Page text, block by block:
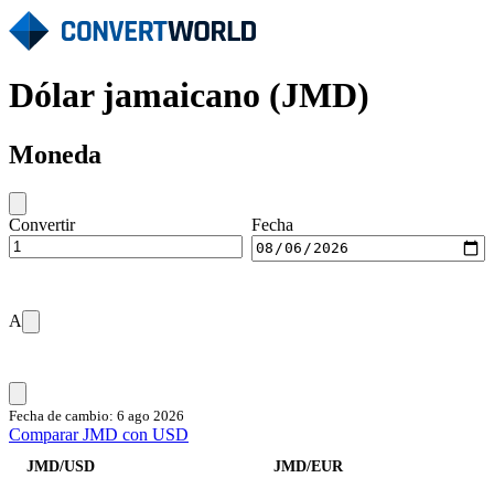
Dólar jamaicano (JMD)
Moneda
Convertir Fecha
A
Fecha de cambio: 6 ago 2026
Comparar JMD con USD
JMD/USD JMD/EUR